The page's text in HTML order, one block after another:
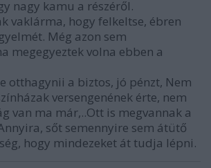
nagy kamu a részéről.
vaklárma, hogy felkeltse, ébren
Még azon sem
megegyeztek volna ebben a
otthagynii a biztos, jó pénzt, Nem
versengenének érte, nem
van ma már,..Ott is megvannak a
sőt semennyire sem átütő
hogy mindezeket át tudja lépni.